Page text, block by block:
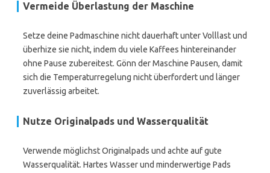
Vermeide Überlastung der Maschine
Setze deine Padmaschine nicht dauerhaft unter Volllast und
überhize sie nicht, indem du viele Kaffees hintereinander
ohne Pause zubereitest. Gönn der Maschine Pausen, damit
sich die Temperaturregelung nicht überfordert und länger
zuverlässig arbeitet.
Nutze Originalpads und Wasserqualität
Verwende möglichst Originalpads und achte auf gute
Wasserqualität. Hartes Wasser und minderwertige Pads